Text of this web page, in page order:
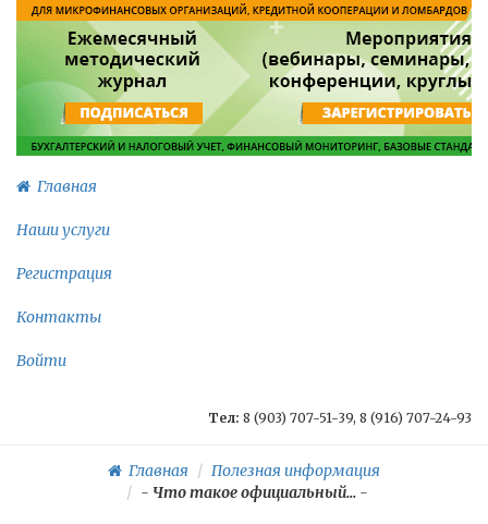
Главная
Наши услуги
Регистрация
Контакты
Войти
Тел: 8 (903) 707-51-39, 8 (916) 707-24-93
Главная
Полезная информация
- Что такое официальный...-